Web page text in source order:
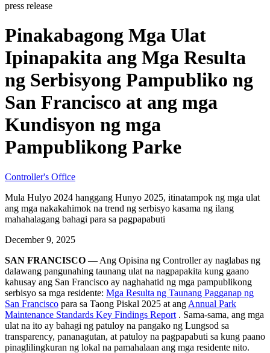
press release
Pinakabagong Mga Ulat
Ipinapakita ang Mga Resulta
ng Serbisyong Pampubliko ng
San Francisco at ang mga
Kundisyon ng mga
Pampublikong Parke
Controller's Office
Mula Hulyo 2024 hanggang Hunyo 2025, itinatampok ng mga ulat
ang mga nakakahimok na trend ng serbisyo kasama ng ilang
mahahalagang bahagi para sa pagpapabuti
December 9, 2025
SAN FRANCISCO — Ang Opisina ng Controller ay naglabas ng
dalawang pangunahing taunang ulat na nagpapakita kung gaano
kahusay ang San Francisco ay naghahatid ng mga pampublikong
serbisyo sa mga residente: Mga Resulta ng Taunang Pagganap ng
San Francisco para sa Taong Piskal 2025 at ang Annual Park
Maintenance Standards Key Findings Report . Sama-sama, ang mga
ulat na ito ay bahagi ng patuloy na pangako ng Lungsod sa
transparency, pananagutan, at patuloy na pagpapabuti sa kung paano
pinaglilingkuran ng lokal na pamahalaan ang mga residente nito.